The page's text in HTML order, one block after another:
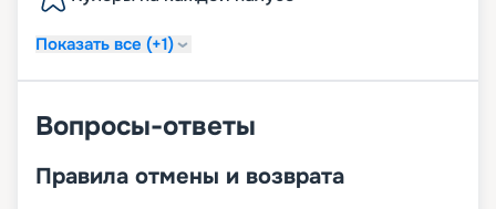
Показать все (+1)
Вопросы-ответы
Правила отмены и возврата